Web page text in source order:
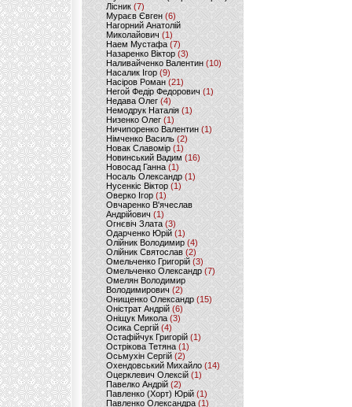
Лісник (7)
Мураєв Євген(6)
Нагорний Анатолій
Миколайович (1)
Наем Мустафа (7)
Назаренко Віктор (3)
Наливайченко Валентин (10)
Насалик Ігор(9)
Насіров Роман (21)
Негой Федір Федорович(1)
Недава Олег(4)
Немодрук Наталія(1)
Низенко Олег (1)
Ничипоренко Валентин (1)
Німченко Василь (2)
Новак Славомір (1)
Новинський Вадим (16)
Новосад Ганна (1)
Носаль Олександр (1)
Нусенкіс Віктор (1)
Оверко Ігор (1)
Овчаренко В'ячеслав
Андрійович(1)
Огнєвіч Злата (3)
Одарченко Юрій(1)
Олійник Володимир (4)
Олійник Святослав (2)
Омельченко Григорій (3)
Омельченко Олександр(7)
Омелян Володимир
Володимирович (2)
Онищенко Олександр (15)
Оністрат Андрій (6)
Оніщук Микола (3)
Осика Сергій(4)
Остафійчук Григорій(1)
Острікова Тетяна (1)
Осьмухін Сергій (2)
Охендовський Михайло (14)
Оцерклевич Олексій (1)
Павелко Андрій (2)
Павленко (Хорт) Юрій (1)
Павленко Олександра (1)